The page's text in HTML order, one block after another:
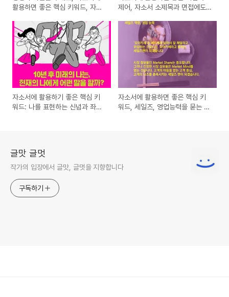
활용하면 좋은 핵심 키워드, 자소
보다 일류, 나를 이기는 것, Why
be Same? 1 등을 하거나 유니크
하거나
제어, 자소서 소제목과 면접에도
을 주제로 한 핵심어
자소서에 활용하기 좋은 핵심 키
워드: 나를 표현하는 신념과 좌우
자소서에 활용하면 좋은 핵심 키
워드, 세일즈, 영업능력을 묻는 질
글맛 글멋
작가의 입장에서 글맛, 글멋을 지향합니다
구독하기